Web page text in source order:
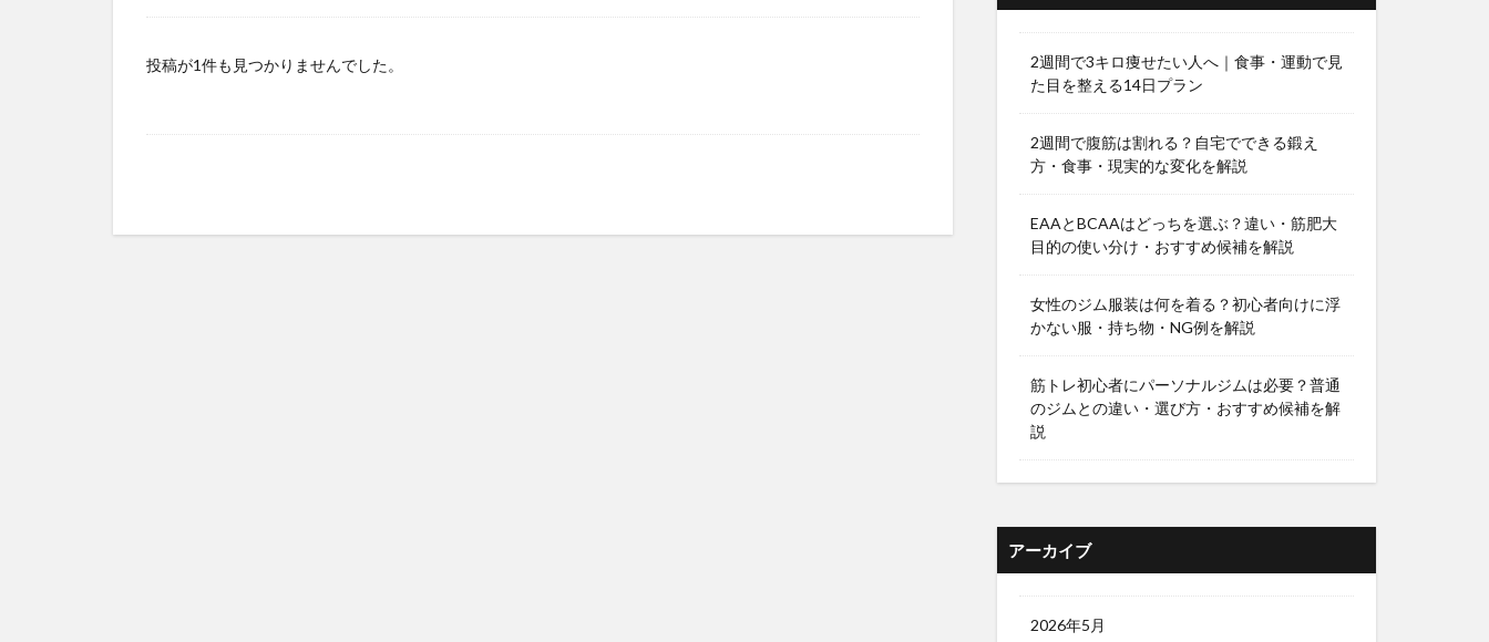
その他
投稿が1件も見つかりませんでした。
2週間で3キロ痩せたい人へ｜食事・運動で見
た目を整える14日プラン
2週間で腹筋は割れる？自宅でできる鍛え
方・食事・現実的な変化を解説
EAAとBCAAはどっちを選ぶ？違い・筋肥大
目的の使い分け・おすすめ候補を解説
女性のジム服装は何を着る？初心者向けに浮
かない服・持ち物・NG例を解説
筋トレ初心者にパーソナルジムは必要？普通
のジムとの違い・選び方・おすすめ候補を解
説
アーカイブ
2026年5月